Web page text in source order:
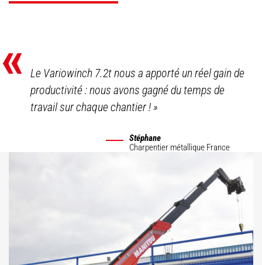
«
Le Variowinch 7.2t nous a apporté un réel gain de
productivité : nous avons gagné du temps de
travail sur chaque chantier !»
Stéphane
Charpentier métallique France